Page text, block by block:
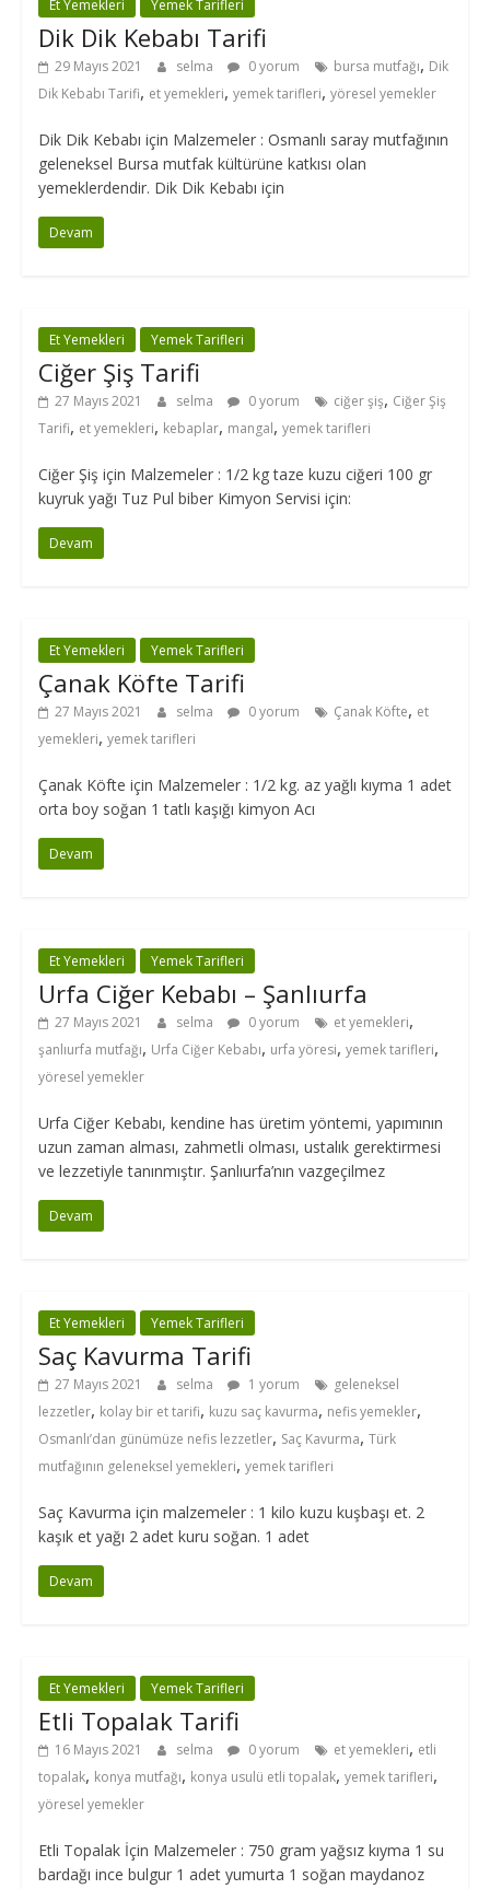
Et Yemekleri Yemek Tarifleri
Dik Dik Kebabı Tarifi
29 Mayıs 2021 selma 0 yorum bursa mutfağı, Dik
Dik Kebabı Tarifi, et yemekleri, yemek tarifleri, yöresel yemekler
Dik Dik Kebabı için Malzemeler : Osmanlı saray mutfağının
geleneksel Bursa mutfak kültürüne katkısı olan
yemeklerdendir. Dik Dik Kebabı için
Devam
Et Yemekleri Yemek Tarifleri
Ciğer Şiş Tarifi
27 Mayıs 2021 selma 0 yorum ciğer şiş, Ciğer Şiş
Tarifi, et yemekleri, kebaplar, mangal, yemek tarifleri
Ciğer Şiş için Malzemeler : 1/2 kg taze kuzu ciğeri 100 gr
kuyruk yağı Tuz Pul biber Kimyon Servisi için:
Devam
Et Yemekleri Yemek Tarifleri
Çanak Köfte Tarifi
27 Mayıs 2021 selma 0 yorum Çanak Köfte, et
yemekleri, yemek tarifleri
Çanak Köfte için Malzemeler : 1/2 kg. az yağlı kıyma 1 adet
orta boy soğan 1 tatlı kaşığı kimyon Acı
Devam
Et Yemekleri Yemek Tarifleri
Urfa Ciğer Kebabı – Şanlıurfa
27 Mayıs 2021 selma 0 yorum et yemekleri,
şanlıurfa mutfağı, Urfa Ciğer Kebabı, urfa yöresi, yemek tarifleri,
yöresel yemekler
Urfa Ciğer Kebabı, kendine has üretim yöntemi, yapımının
uzun zaman alması, zahmetli olması, ustalık gerektirmesi
ve lezzetiyle tanınmıştır. Şanlıurfa’nın vazgeçilmez
Devam
Et Yemekleri Yemek Tarifleri
Saç Kavurma Tarifi
27 Mayıs 2021 selma 1 yorum
geleneksel
lezzetler, kolay bir et tarifi, kuzu saç kavurma, nefis yemekler,
Osmanlı’dan günümüze nefis lezzetler, Saç Kavurma, Türk
mutfağının geleneksel yemekleri, yemek tarifleri
Saç Kavurma için malzemeler : 1 kilo kuzu kuşbaşı et. 2
kaşık et yağı 2 adet kuru soğan. 1 adet
Devam
Et Yemekleri Yemek Tarifleri
Etli Topalak Tarifi
16 Mayıs 2021 selma 0 yorum et yemekleri, etli
topalak, konya mutfağı, konya usulü etli topalak, yemek tarifleri,
yöresel yemekler
Etli Topalak İçin Malzemeler : 750 gram yağsız kıyma 1 su
bardağı ince bulgur 1 adet yumurta 1 soğan maydanoz